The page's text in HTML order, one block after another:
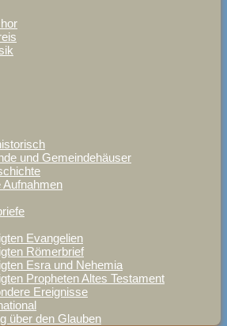
und Gemeindehäuser
Aufnahmen
Evangelien
Römerbrief
Esra und Nehemia
Propheten Altes Testament
Ereignisse
über den Glauben